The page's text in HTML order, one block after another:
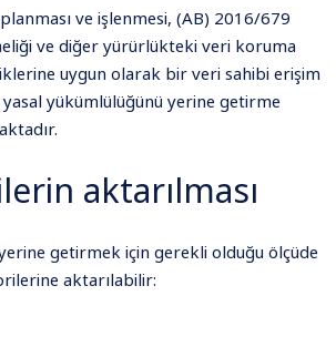
ve işlenmesi, (AB) 2016/679
ve diğer yürürlükteki veri koruma
uygun olarak bir veri sahibi erişim
yükümlülüğünü yerine getirme
aktarılması
getirmek için gerekli olduğu ölçüde
aktarılabilir: